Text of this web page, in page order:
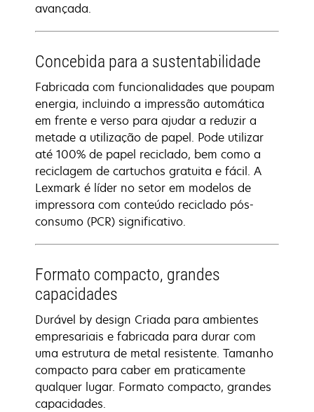
avançada.
Concebida para a sustentabilidade
Fabricada com funcionalidades que poupam
energia, incluindo a impressão automática
em frente e verso para ajudar a reduzir a
metade a utilização de papel. Pode utilizar
até 100% de papel reciclado, bem como a
reciclagem de cartuchos gratuita e fácil. A
Lexmark é líder no setor em modelos de
impressora com conteúdo reciclado pós-
consumo (PCR) significativo.
Formato compacto, grandes
capacidades
Durável by design Criada para ambientes
empresariais e fabricada para durar com
uma estrutura de metal resistente. Tamanho
compacto para caber em praticamente
qualquer lugar. Formato compacto, grandes
capacidades.